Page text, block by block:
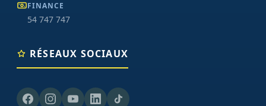
FINANCE
54 747 747
RÉSEAUX SOCIAUX